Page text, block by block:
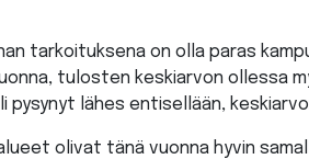
tarkoituksena on olla paras
tulosten keskiarvon ollessa
pysynyt lähes entisellään,
olivat tänä vuonna hyvin